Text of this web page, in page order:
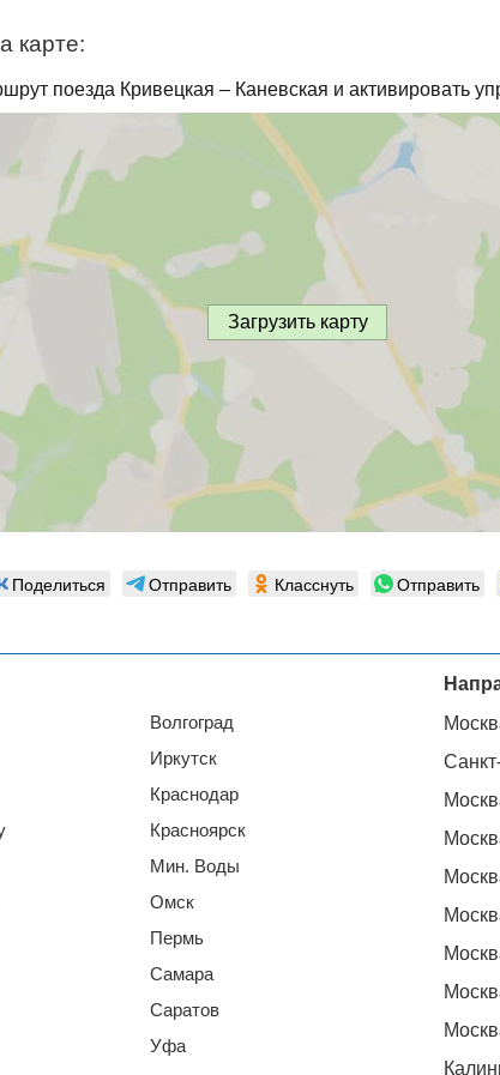
карте:
поезда Кривецкая – Каневская и активировать
Загрузить карту
Поделиться Отправить Класснуть Отправить
Волгоград
Иркутск
Краснодар
Красноярск
Мин. Воды
Омск
Пермь
Самара
Саратов
Уфа